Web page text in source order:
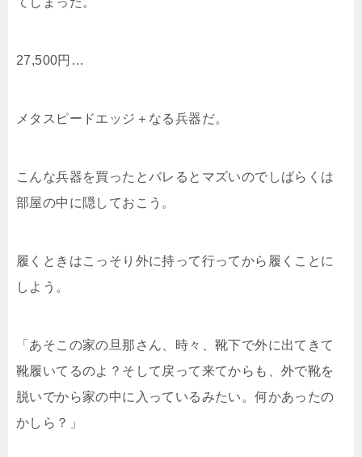
27,500円…
メタスピードエッジ＋なる兵器だ。
こんな兵器を買ったとバレるとマズいのでしばらくは
部屋の中に隠しておこう。
履くときはこっそり外に持って行ってから履くことに
しよう。
「あそこの家の旦那さん、時々、靴下で外に出てきて
靴履いてるのよ？そして戻って来てからも、外で靴を
脱いでから家の中に入っているみたい。何かあったの
かしら？」